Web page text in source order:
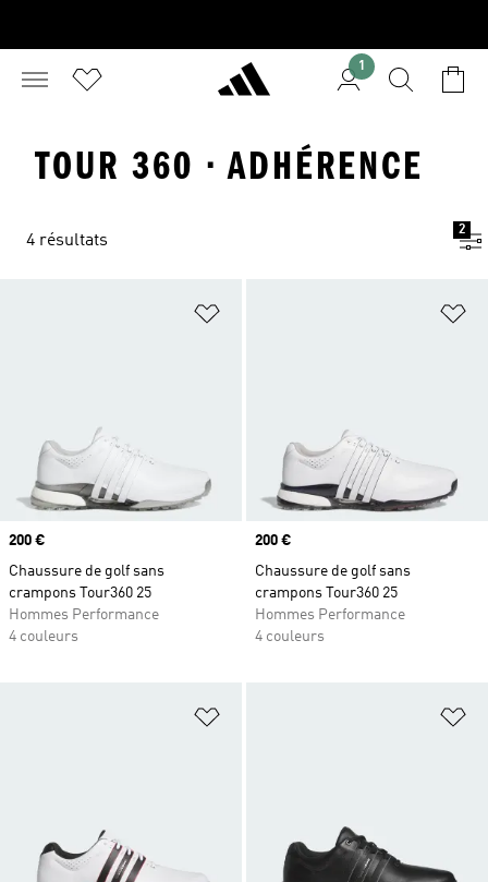
1
TOUR 360 · ADHÉRENCE
4 résultats
2
Ajouter à la Liste de produits
Prix
200 €
Chaussure de golf sans
crampons Tour360 25
Hommes Performance
4 couleurs
Prix
200 €
Chaussure de golf sans
crampons Tour360 25
Hommes Performance
4 couleurs
Ajouter à la Liste de produits